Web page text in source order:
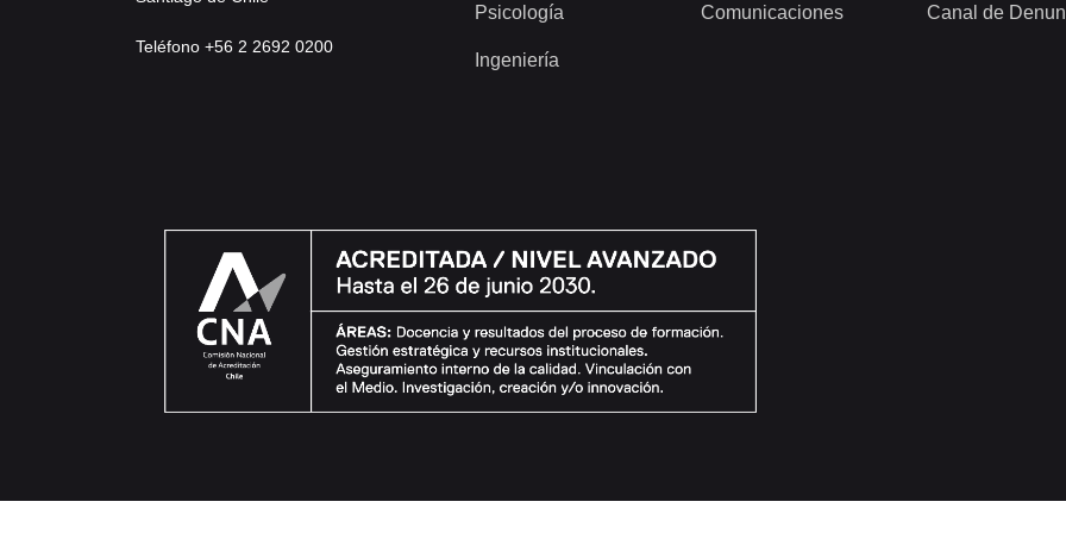
Teléfono +56 2 2692 0200
Psicología
Ingeniería
Comunicaciones Canal de